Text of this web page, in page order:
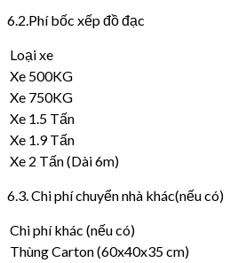
6.2.Phí bốc xếp đồ đạc
Loại xe
Xe 500KG
Xe 750KG
Xe 1.5 Tấn
Xe 1.9 Tấn
Xe 2 Tấn (Dài 6m)
6.3. Chi phí chuyển nhà khác(nếu có)
Chi phí khác (nếu có)
Thùng Carton (60x40x35 cm)